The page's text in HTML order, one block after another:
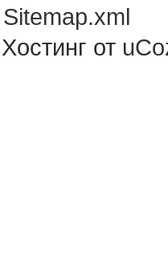
Sitemap.xml
Хостинг от